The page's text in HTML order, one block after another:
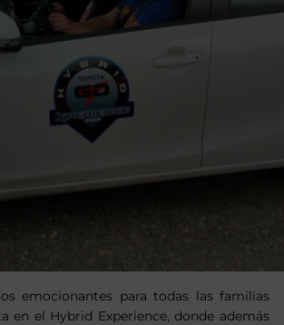
emocionantes para todas las familias
en el Hybrid Experience, donde además